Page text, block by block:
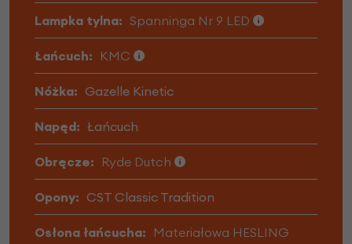
Lampka tylna: Spanninga Nr 9 LED
Łańcuch: KMC
Nóżka: Gazelle Kinetic
Napęd: Łańcuch
Obręcze: Ryde Dutch
Opony: CST Classic Tradition
Osłona łańcucha: Materiałowa HESLING